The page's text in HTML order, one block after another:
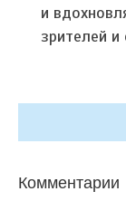
и
зрителей
Комментарии